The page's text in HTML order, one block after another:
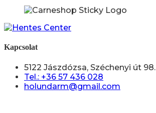
Kapcsolat
5122 Jászdózsa, Széchenyi út 98.
Tel.: +36 57 436 028
holundarm@gmail.com